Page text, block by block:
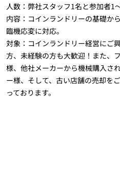
人数：弊社スタッフ1名と参加者1
内容：コインランドリーの基礎か
臨機応変に対応。
対象：コインランドリー経営にご
方、未経験の方も大歓迎！また、
様、他社メーカーから機械購入さ
ー様、そして、古い店舗の売却を
っております。